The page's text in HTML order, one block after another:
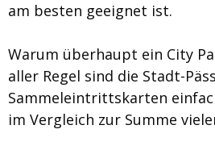
am besten geeignet ist.
Warum überhaupt ein City
aller Regel sind die Stadt-
Sammeleintrittskarten
im Vergleich zur Summe